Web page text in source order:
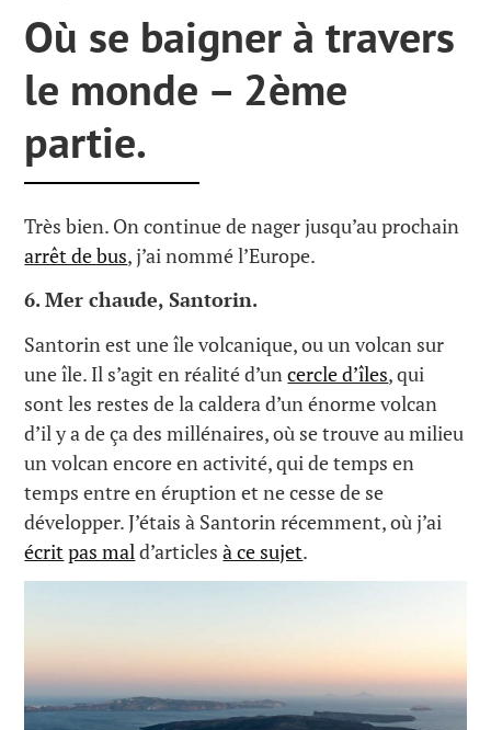
Où se baigner à travers
le monde – 2ème
partie.
Très bien. On continue de nager jusqu’au prochain
arrêt de bus, j’ai nommé l’Europe.
6. Mer chaude, Santorin.
Santorin est une île volcanique, ou un volcan sur
une île. Il s’agit en réalité d’uncercle d’îles, qui
sont les restes de la caldera d’un énorme volcan
d’il y a de ça des millénaires, où se trouve au milieu
un volcan encore en activité, qui de temps en
temps entre en éruption et ne cesse de se
développer. J’étais à Santorin récemment, où j’ai
écritpas mald’articlesà ce sujet.